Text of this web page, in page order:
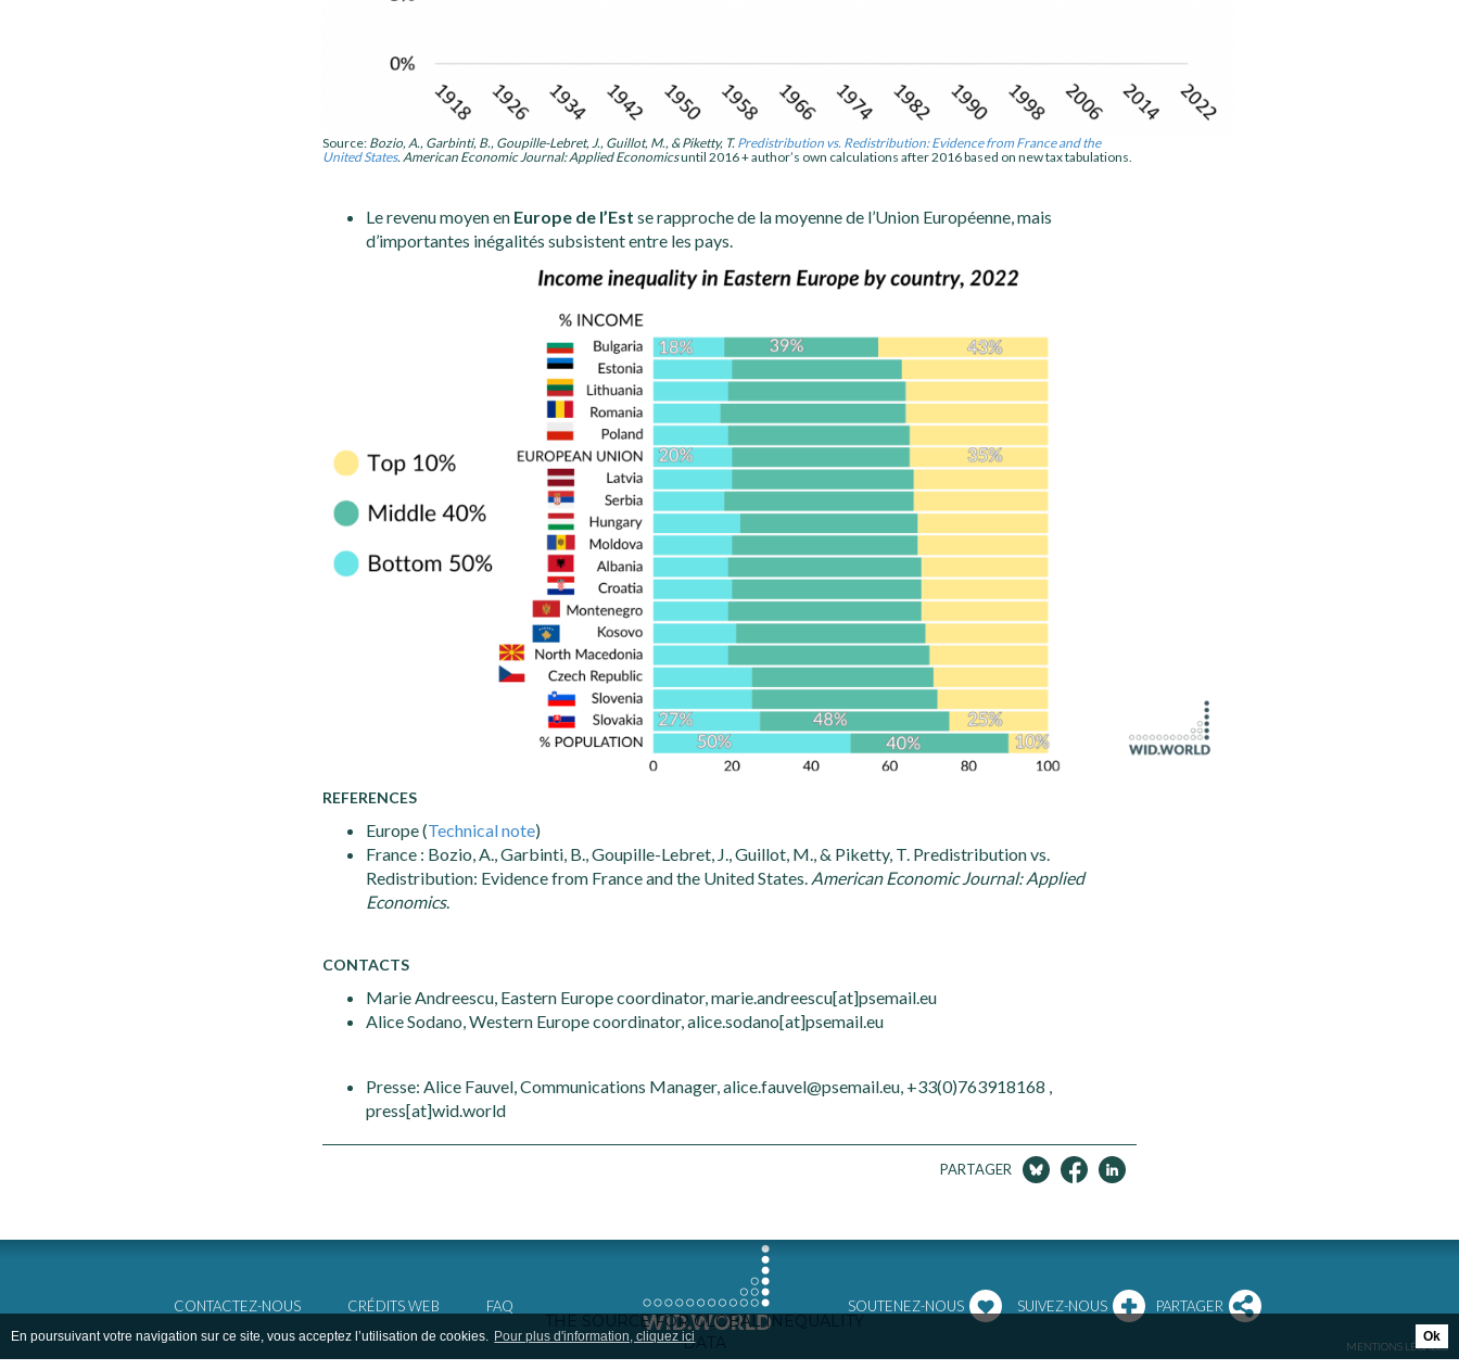
En poursuivant votre navigation sur ce site, vous acceptez l’utilisation de cookies. Pour plus d'information, cliquez ici Ok
Source: Bozio, A., Garbinti, B., Goupille-Lebret, J., Guillot, M., & Piketty, T. Predistribution vs. Redistribution: Evidence from France and the
United States. American Economic Journal: Applied Economicsuntil 2016 + author’s own calculations after 2016 based on new tax tabulations.
Le revenu moyen en Europe de l’Est se rapproche de la moyenne de l’Union Européenne, mais
d’importantes inégalités subsistent entre les pays.
REFERENCES
Europe (Technical note)
France : Bozio, A., Garbinti, B., Goupille-Lebret, J., Guillot, M., & Piketty, T. Predistribution vs.
Redistribution: Evidence from France and the United States. American Economic Journal: Applied
Economics.
CONTACTS
Marie Andreescu, Eastern Europe coordinator, marie.andreescu[at]psemail.eu
Alice Sodano, Western Europe coordinator, alice.sodano[at]psemail.eu
Presse: Alice Fauvel, Communications Manager, alice.fauvel@psemail.eu, +33(0)763918168 ,
press[at]wid.world
PARTAGER
CONTACTEZ-NOUS CRÉDITS WEB FAQ SOUTENEZ-NOUS SUIVEZ-NOUS PARTAGER
MENTIONS LÉGALES